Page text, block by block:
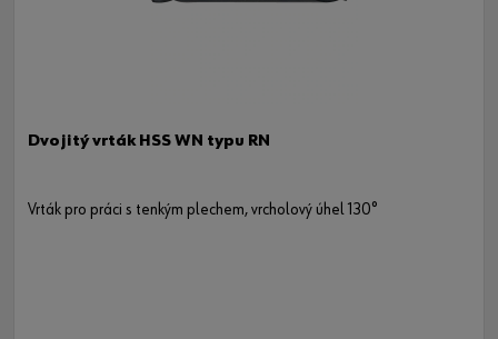
Dvojitý vrták HSS WN typu RN
Vrták pro práci s tenkým plechem, vrcholový úhel 130°